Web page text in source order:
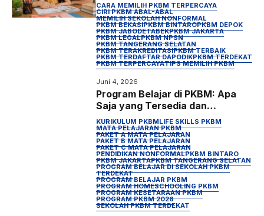
CARA MEMILIH PKBM TERPERCAYA
CIRI PKBM ABAL-ABAL
MEMILIH SEKOLAH NONFORMAL
PKBM BEKASIPKBM BINTAROPKBM DEPOK
PKBM JABODETABEKPKBM JAKARTA
PKBM LEGALPKBM NPSN
PKBM TANGERANG SELATAN
PKBM TERAKREDITASIPKBM TERBAIK
PKBM TERDAFTAR DAPODIKPKBM TERDEKAT
PKBM TERPERCAYATIPS MEMILIH PKBM
Juni 4, 2026
Program Belajar di PKBM: Apa
Saja yang Tersedia dan
Bagaimana Sistemnya?
KURIKULUM PKBMLIFE SKILLS PKBM
MATA PELAJARAN PKBM
PAKET A MATA PELAJARAN
PAKET B MATA PELAJARAN
PAKET C MATA PELAJARAN
PENDIDIKAN NONFORMALPKBM BINTARO
PKBM JAKARTAPKBM TANGERANG SELATAN
PROGRAM BELAJAR DI SEKOLAH PKBM
TERDEKAT
PROGRAM BELAJAR PKBM
PROGRAM HOMESCHOOLING PKBM
PROGRAM KESETARAAN PKBM
PROGRAM PKBM 2026
SEKOLAH PKBM TERDEKAT